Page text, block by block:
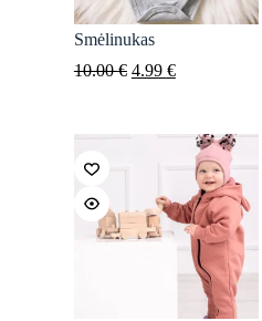
Smėlinukas
10.00€ Original
4.99 €Current